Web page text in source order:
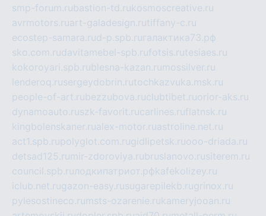
smp-forum.rubastion-td.rukosmoscreative.ru
avrmotors.ruart-galadesign.rutiffany-c.ru
ecostep-samara.rud-p.spb.ru галактика73.рф
sko.com.rudavitamebel-spb.rufotsis.rutesiaes.ru
kokoroyari.spb.rublesna-kazan.ru mossilver.ru
lenderoq.rusergeydobrin.rutochkazvuka.msk.ru
people-of-art.rubezzubova.ruclubtibet.ruorior-aks.ru
dynamoauto.ruszk-favorit.rucarlines.ruflatnsk.ru
kingbolenskaner.rualex-motor.ruastroline.net.ru
act1.spb.rupolyglot.com.rugidlipetsk.ruooo-driada.ru
detsad125.ru mir-zdoroviya.rubruslanovo.rusiterem.ru
council.spb.ruлодкипатриот.рфkafekolizey.ru
iclub.net.rugazon-easy.rusugarepilekb.rugrinox.ru
pylesostineco.ru msts-ozarenie.rukameryjooan.ru